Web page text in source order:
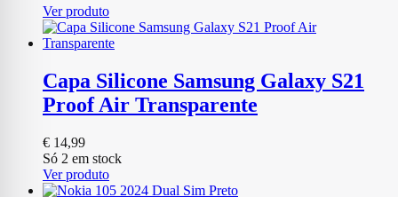
Ver produto
Capa Silicone Samsung Galaxy S21
Proof Air Transparente
€ 14,99
Só 2 em stock
Ver produto